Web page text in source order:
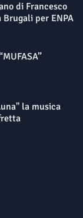
di Francesco
Brugali per ENPA
la musica